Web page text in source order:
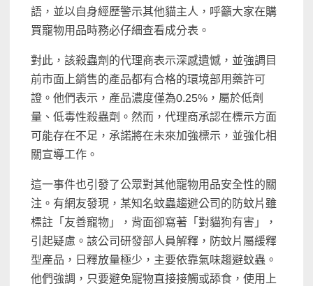
語，並以自身經歷警示其他貓主人，呼籲大家在購
買寵物用品時務必仔細查看成分表。
對此，該殺蟲劑的代理商表示深感遺憾，並強調目
前市面上銷售的產品都有合格的環境部用藥許可
證。他們表示，產品濃度僅為0.25%，屬於低劑
量、低毒性殺蟲劑。然而，代理商承認在標示方面
可能存在不足，承諾將在未來加強標示，並強化相
關宣導工作。
這一事件也引發了公眾對其他寵物用品安全性的關
注。有網友發現，某知名蚊蟲趨避公司的防蚊片雖
標註「友善寵物」，背面卻寫著「對貓狗有害」，
引起疑慮。該公司研發部人員解釋，防蚊片屬緩釋
型產品，日釋放量極少，主要依靠氣味趨避蚊蟲。
他們強調，只要避免寵物直接接觸或舔食，使用上